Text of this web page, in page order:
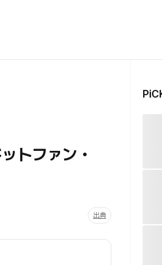
トファン・
出典